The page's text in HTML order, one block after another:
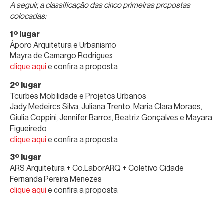
A seguir, a classificação das cinco primeiras propostas
colocadas:
1º lugar
Áporo Arquitetura e Urbanismo
Mayra de Camargo Rodrigues
clique aqui e confira a proposta
2º lugar
Tcurbes Mobilidade e Projetos Urbanos
Jady Medeiros Silva, Juliana Trento, Maria Clara Moraes,
Giulia Coppini, Jennifer Barros, Beatriz Gonçalves e Mayara
Figueiredo
clique aqui e confira a proposta
3º lugar
ARS Arquitetura + Co.LaborARQ + Coletivo Cidade
Fernanda Pereira Menezes
clique aqui e confira a proposta